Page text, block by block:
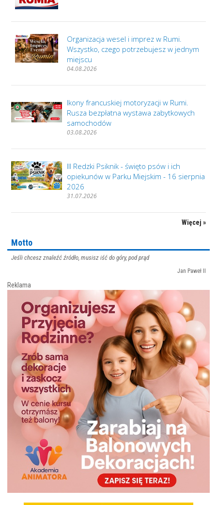
Organizacja wesel i imprez w Rumi.
Wszystko, czego potrzebujesz w jednym
miejscu
04.08.2026
Ikony francuskiej motoryzacji w Rumi.
Rusza bezpłatna wystawa zabytkowych
samochodów
03.08.2026
III Redzki Psiknik - święto psów i ich
opiekunów w Parku Miejskim - 16 sierpnia
2026
31.07.2026
Więcej »
Motto
Jeśli chcesz znaleźć źródło, musisz iść do góry, pod prąd
Jan Paweł II
Reklama